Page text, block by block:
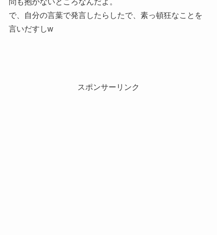
問も抱かないところなんだよ。
で、自分の言葉で発言したらしたで、素っ頓狂なことを
言いだすしw
スポンサーリンク